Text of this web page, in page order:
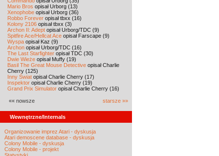
Mario Bros opisał Urborg (13)
Xenophobe opisał Urborg (36)
Robbo Forever opisał tbxx (16)
Kolony 2106 opisał tbxx (3)
Archon II: Adept opisał Urborg/TDC (9)
Spitfire Ace/Hellcat Ace opisał Farscape (9)
Wyspa opisał Kaz (9)
Archon opisał Urborg/TDC (16)
The Last Starfighter opisał TDC (30)
Dwie Wieże opisał Muffy (19)
Basil The Great Mouse Detective opisał Charlie
Cherry (125)
Inny Świat opisał Charlie Cherry (17)
Inspektor opisał Charlie Cherry (19)
Grand Prix Simulator opisał Charlie Cherry (16)
«« nowsze starsze »»
Wewnętrzne/Internals
Organizowanie imprez Atari - dyskusja
Atari demoscene database - dyskusja
Colony Mobile - dyskusja
Colony Mobile - projekt